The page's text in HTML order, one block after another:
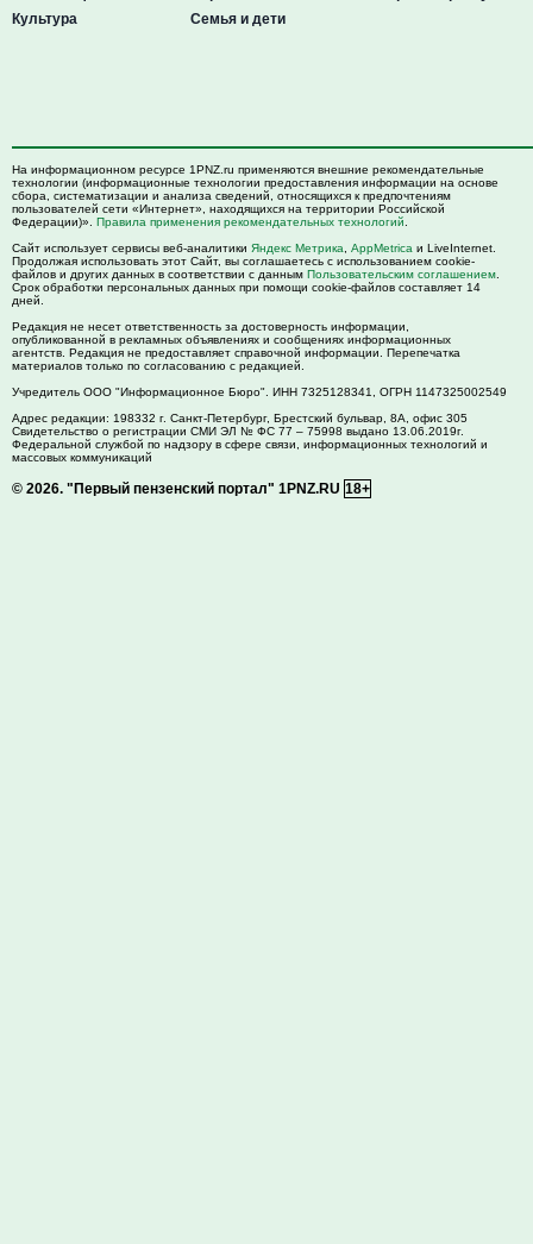
Культура
Семья и дети
На информационном ресурсе 1PNZ.ru применяются внешние рекомендательные
технологии (информационные технологии предоставления информации на основе
сбора, систематизации и анализа сведений, относящихся к предпочтениям
пользователей сети «Интернет», находящихся на территории Российской
Федерации)». Правила применения рекомендательных технологий
Сайт использует сервисы веб-аналитики Яндекс Метрика AppMetrica и LiveInternet.
Продолжая использовать этот Сайт, вы соглашаетесь с использованием cookie-
файлов и других данных в соответствии с данным Пользовательским соглашением
Срок обработки персональных данных при помощи cookie-файлов составляет 14
дней.
Редакция не несет ответственность за достоверность информации,
опубликованной в рекламных объявлениях и сообщениях информационных
агентств. Редакция не предоставляет справочной информации. Перепечатка
материалов только по согласованию с редакцией.
Учредитель ООО "Информационное Бюро". ИНН 7325128341, ОГРН 1147325002549
Адрес редакции: 198332 г. Санкт-Петербург, Брестский бульвар, 8А, офис 305
Свидетельство о регистрации СМИ ЭЛ № ФС 77 – 75998 выдано 13.06.2019г.
Федеральной службой по надзору в сфере связи, информационных технологий и
массовых коммуникаций
© 2026. "Первый пензенский портал" 1PNZ.RU 18+